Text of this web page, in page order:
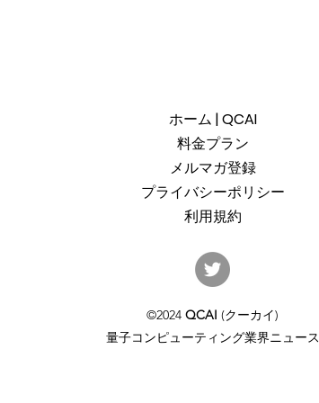
産総研のG-QuATに冷却原子
(中性原子)方式の米国QuEra社
億円（4,100万米ドル）。設置
するのは256量子ビットの第2
ホーム | QCAI
料金プラン
メルマガ登録
プライバシーポリシー
利用規約
©2024 QCAI (クーカイ)
量子コンピューティング業界ニュース